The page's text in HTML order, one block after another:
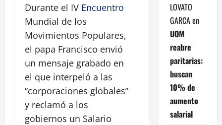
Durante el IV Encuentro
Mundial de los
Movimientos Populares,
el papa Francisco envió
un mensaje grabado en
el que interpeló a las
“corporaciones globales”
y reclamó a los
gobiernos un Salario
LOVATO
GARCAen
UOM
reabre
paritarias:
buscan
10% de
aumento
salarial